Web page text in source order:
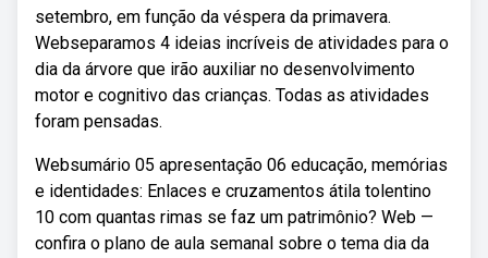
setembro, em função da véspera da primavera.
Webseparamos 4 ideias incríveis de atividades para o
dia da árvore que irão auxiliar no desenvolvimento
motor e cognitivo das crianças. Todas as atividades
foram pensadas.
Websumário 05 apresentação 06 educação, memórias
e identidades: Enlaces e cruzamentos átila tolentino
10 com quantas rimas se faz um patrimônio? Web —
confira o plano de aula semanal sobre o tema dia da